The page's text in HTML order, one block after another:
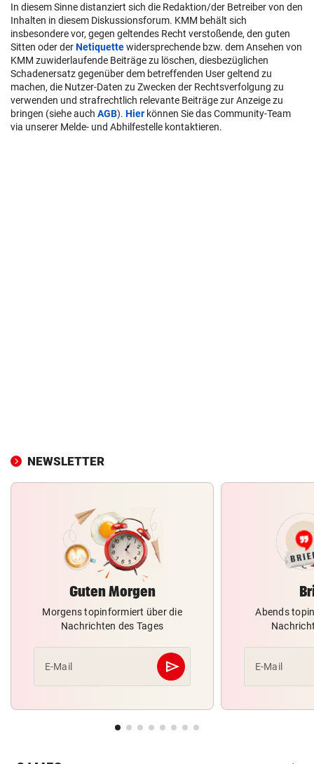
In diesem Sinne distanziert sich die Redaktion/der Betreiber von den
Inhalten in diesem Diskussionsforum. KMM behält sich
insbesondere vor, gegen geltendes Recht verstoßende, den guten
Sitten oder derNetiquettewidersprechende bzw. dem Ansehen von
KMM zuwiderlaufende Beiträge zu löschen, diesbezüglichen
Schadenersatz gegenüber dem betreffenden User geltend zu
machen, die Nutzer-Daten zu Zwecken der Rechtsverfolgung zu
verwenden und strafrechtlich relevante Beiträge zur Anzeige zu
bringen (siehe auch AGB). Hier können Sie das Community-Team
via unserer Melde- und Abhilfestelle kontaktieren.
NEWSLETTER
Guten Morgen
Morgens topinformiert über die
Nachrichten des Tages
E-Mail send
Abschicken
Abends
E-Mail